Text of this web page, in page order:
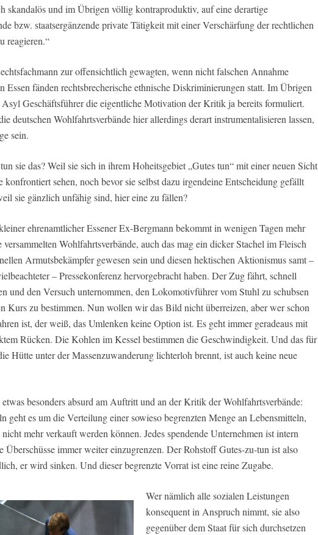
skandalös und im Übrigen völlig kontraproduktiv, auf eine derartige
bzw. staatsergänzende private Tätigkeit mit einer Verschärfung der rechtlichen
reagieren.“
zur offensichtlich gewagten, wenn nicht falschen Annahme
Essen fänden rechtsbrecherische ethnische Diskriminierungen statt. Im Übrigen
Asyl Geschäftsführer die eigentliche Motivation der Kritik ja bereits formuliert.
deutschen Wohlfahrtsverbände hier allerdings derart instrumentalisieren lassen,
sein.
sie das? Weil sie sich in ihrem Hoheitsgebiet „Gutes tun“ mit einer neuen Sicht
konfrontiert sehen, noch bevor sie selbst dazu irgendeine Entscheidung gefällt
sie gänzlich unfähig sind, hier eine zu fällen?
ehrenamtlicher Essener Ex-Bergmann bekommt in wenigen Tagen mehr
versammelten Wohlfahrtsverbände, auch das mag ein dicker Stachel im Fleisch
Armutsbekämpfer gewesen sein und diesen hektischen Aktionismus samt –
– Pressekonferenz hervorgebracht haben. Der Zug fährt, schnell
und den Versuch unternommen, den Lokomotivführer vom Stuhl zu schubsen
Kurs zu bestimmen. Nun wollen wir das Bild nicht überreizen, aber wer schon
ist, der weiß, das Umlenken keine Option ist. Es geht immer geradeaus mit
Rücken. Die Kohlen im Kessel bestimmen die Geschwindigkeit. Und das für
Hütte unter der Massenzuwanderung lichterloh brennt, ist auch keine neue
besonders absurd am Auftritt und an der Kritik der Wohlfahrtsverbände:
geht es um die Verteilung einer sowieso begrenzten Menge an Lebensmitteln,
mehr verkauft werden können. Jedes spendende Unternehmen ist intern
Überschüsse immer weiter einzugrenzen. Der Rohstoff Gutes-zu-tun ist also
er wird sinken. Und dieser begrenzte Vorrat ist eine reine Zugabe.
Wer nämlich alle sozialen Leistungen
konsequent in Anspruch nimmt, sie also
gegenüber dem Staat für sich durchsetzen